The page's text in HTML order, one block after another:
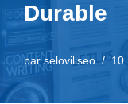
Durable
parseloviliseo 10